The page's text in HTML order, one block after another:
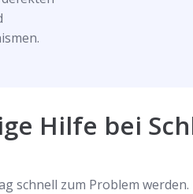
Hilfe bei
schnell zum Problem